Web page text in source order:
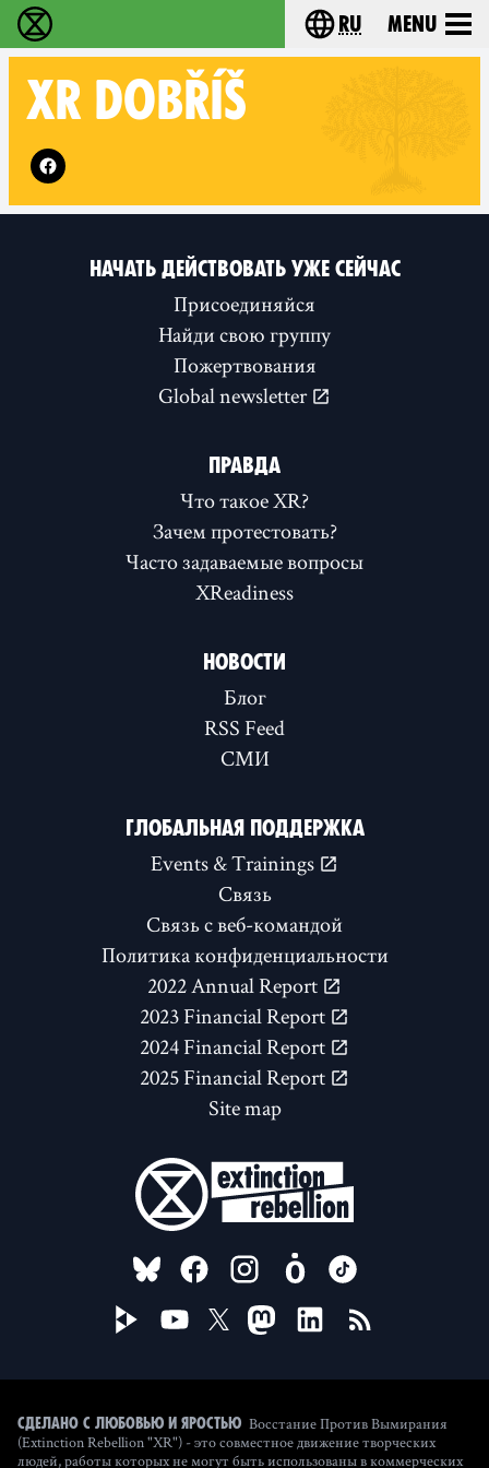
Extinction Rebellion - Home Choose your
ru Menu
XR DOBŘÍŠ
Follow XR Dobříš on
НАЧАТЬ ДЕЙСТВОВАТЬ УЖЕ СЕЙЧАС
Присоединяйся
Найди свою группу
Пожертвования
Global newsletter
ПРАВДА
Что такое XR?
Зачем протестовать?
Часто задаваемые вопросы
XReadiness
НОВОСТИ
Блог
RSS Feed
СМИ
ГЛОБАЛЬНАЯ ПОДДЕРЖКА
Events & Trainings
Связь
Связь с веб-командой
Политика конфиденциальности
2022 Annual Report
2023 Financial Report
2024 Financial Report
2025 Financial Report
Site map
FOLLOW US ON
Сделано с любовью и яростью Восстание Против Вымирания
(Extinction Rebellion "XR") - это совместное движение творческих
людей, работы которых не могут быть использованы в коммерческих